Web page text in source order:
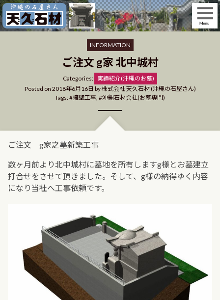
Skip
to
content
INFORMATION
ご注文 g家 北中城村
Categories: Categories
実績紹介(沖縄のお墓)
Posted on 2018年6月16日 by株式会社 天久石材 (沖縄の石屋さん)
Tags: 擁壁工事, 沖縄石材会社(お墓専門)
ご注文 g家之墓新築工事
数ヶ月前より北中城村に墓地を所有しますg様とお墓建立
打合せをさせて頂きました。そして、g様の納得ゆく内容
になり当社へ工事依頼です。